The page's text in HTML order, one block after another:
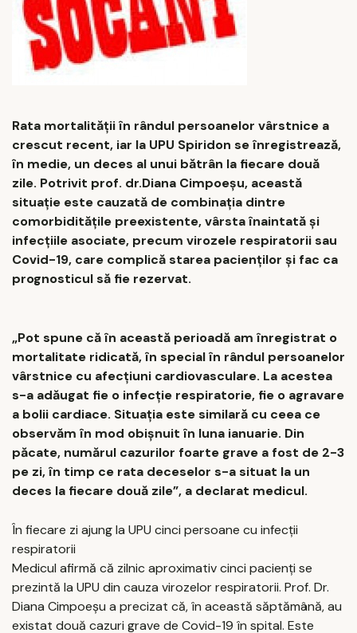
Rata mortalității în rândul persoanelor vârstnice a
crescut recent, iar la UPU Spiridon se înregistrează,
în medie, un deces al unui bătrân la fiecare două
zile. Potrivit prof. dr.Diana Cimpoeșu, această
situație este cauzată de combinația dintre
comorbiditățile preexistente, vârsta înaintată și
infecțiile asociate, precum virozele respiratorii sau
Covid-19, care complică starea pacienților și fac ca
prognosticul să fie rezervat.
„Pot spune că în această perioadă am înregistrat o
mortalitate ridicată, în special în rândul persoanelor
vârstnice cu afecțiuni cardiovasculare. La acestea
s-a adăugat fie o infecție respiratorie, fie o agravare
a bolii cardiace. Situația este similară cu ceea ce
observăm în mod obișnuit în luna ianuarie. Din
păcate, numărul cazurilor foarte grave a fost de 2-3
pe zi, în timp ce rata deceselor s-a situat la un
deces la fiecare două zile”, a declarat medicul.
În fiecare zi ajung la UPU cinci persoane cu infecții
respiratorii
Medicul afirmă că zilnic aproximativ cinci pacienți se
prezintă la UPU din cauza virozelor respiratorii. Prof. Dr.
Diana Cimpoeșu a precizat că, în această săptămână, au
existat două cazuri grave de Covid-19 în spital. Este